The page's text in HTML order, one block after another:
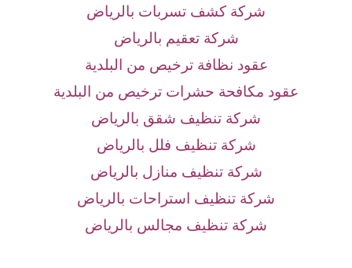
شركة كشف تسربات بالرياض
شركة تعقيم بالرياض
عقود نظافة ترخيص من البلدية
عقود مكافحة حشرات ترخيص من البلدية
شركة تنظيف شقق بالرياض
شركة تنظيف فلل بالرياض
شركة تنظيف منازل بالرياض
شركة تنظيف استراحات بالرياض
شركة تنظيف مجالس بالرياض